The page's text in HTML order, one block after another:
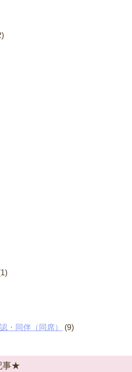
・同伴（同席） (9)
事★